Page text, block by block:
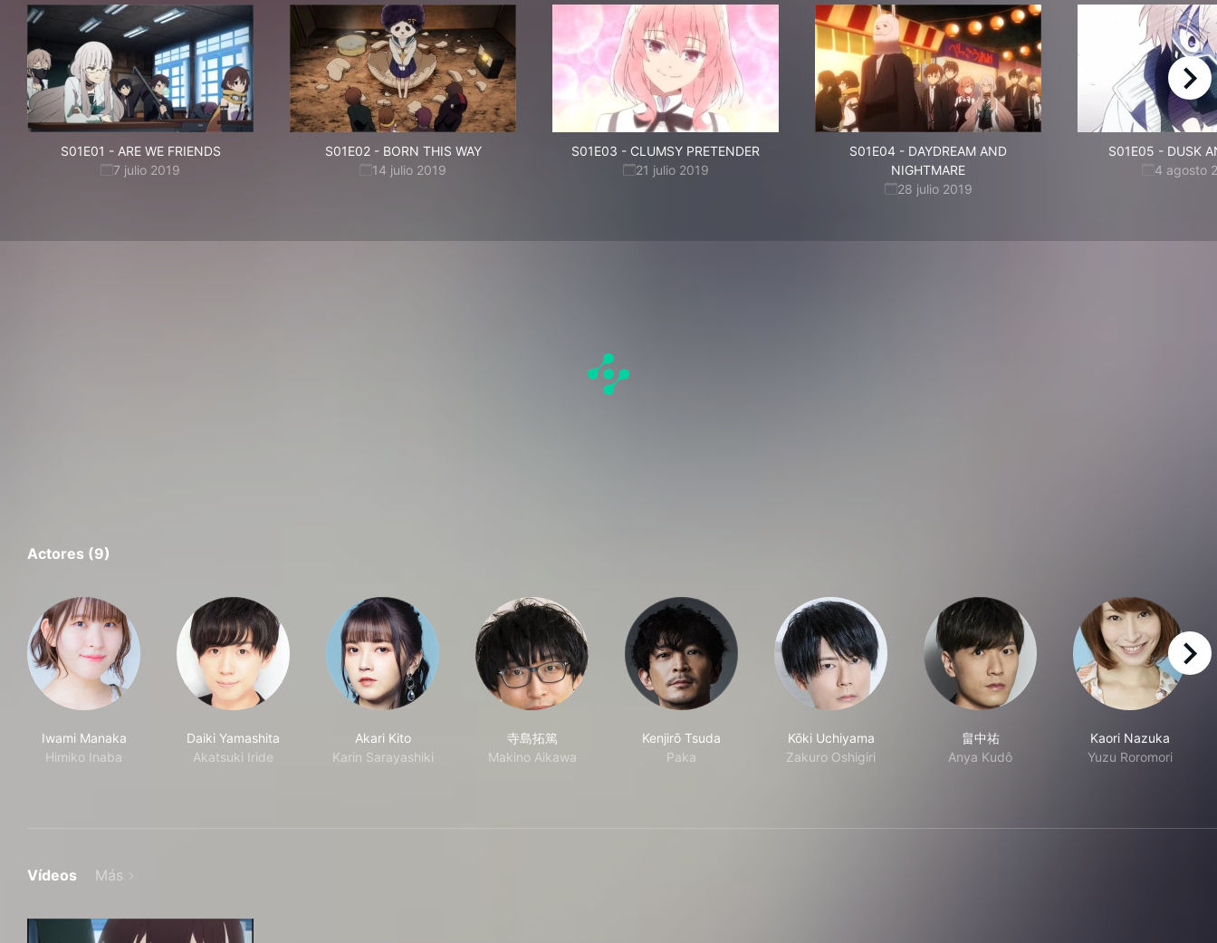
S01E01 - ARE WE FRIENDS
7 julio 2019
S01E02- BORN THIS WAY
14 julio 2019
S01E03 - CLUMSY PRETENDER
21 julio 2019
S01E04 - DAYDREAM AND
NIGHTMARE
28 julio 2019
S01E05 - DUSK
4 agosto
right
Actores (9)
Iwami Manaka
Himiko Inaba
Daiki Yamashita
Akatsuki Iride
Akari Kito
Karin Sarayashiki
寺島拓篤
Makino Aikawa
Kenjirō Tsuda
Paka
Kōki Uchiyama
Zakuro Oshigiri
畠中祐
Anya Kudô
Kaori Nazuka
Yuzu Roromori
right
Vídeos Más